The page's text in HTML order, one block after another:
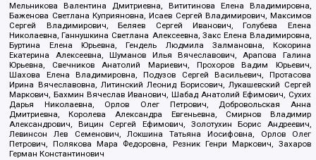
Мельникова Валентина Дмитриевна, Вититинова Елена Владимировна,
Баженова Светлана Куприяновна, Исаев Сергей Владимирович, Максимов
Сергей Владимирович, Беляев Сергей Иванович, Голубева Елена
Николаевна, Ганнушкина Светлана Алексеевна, Закс Елена Владимировна,
Буртина Елена Юрьевна, Гендель Людмила Залмановна, Кокорина
Екатерина Алексеевна, Шуманов Илья Вячеславович, Арапова Галина
Юрьевна, Свечников Анатолий Мариевич, Прохоров Вадим Юрьевич,
Шахова Елена Владимировна, Подузов Сергей Васильевич, Протасова
Ирина Вячеславовна, Литинский Леонид Борисович, Лукашевский Сергей
Маркович, Бахмин Вячеслав Иванович, Шабад Анатолий Ефимович, Сухих
Дарья Николаевна, Орлов Олег Петрович, Добровольская Анна
Дмитриевна, Королева Александра Евгеньевна, Смирнов Владимир
Александрович, Вицин Сергей Ефимович, Золотухин Борис Андреевич,
Левинсон Лев Семенович, Локшина Татьяна Иосифовна, Орлов Олег
Петрович, Полякова Мара Федоровна, Резник Генри Маркович, Захаров
Герман Константинович